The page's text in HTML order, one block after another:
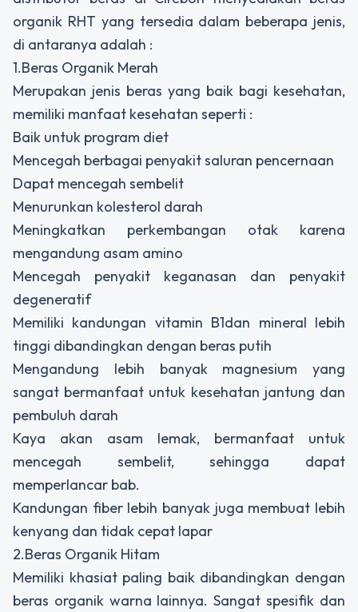
organik RHT yang tersedia dalam beberapa jenis,
di antaranya adalah :
1.Beras Organik Merah
Merupakan jenis beras yang baik bagi kesehatan,
memiliki manfaat kesehatan seperti :
Baik untuk program diet
Mencegah berbagai penyakit saluran pencernaan
Dapat mencegah sembelit
Menurunkan kolesterol darah
Meningkatkan perkembangan otak karena
mengandung asam amino
Mencegah penyakit keganasan dan penyakit
degeneratif
Memiliki kandungan vitamin B1dan mineral lebih
tinggi dibandingkan dengan beras putih
Mengandung lebih banyak magnesium yang
sangat bermanfaat untuk kesehatan jantung dan
pembuluh darah
Kaya akan asam lemak, bermanfaat untuk
mencegah sembelit, sehingga dapat
memperlancar bab.
Kandungan fiber lebih banyak juga membuat lebih
kenyang dan tidak cepat lapar
2.Beras Organik Hitam
Memiliki khasiat paling baik dibandingkan dengan
beras organik warna lainnya. Sangat spesifik dan